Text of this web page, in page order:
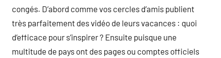
congés. D’abord comme vos cercles d’amis publient
très parfaitement des vidéo de leurs vacances : quoi
d’efficace pour s’inspirer ? Ensuite puisque une
multitude de pays ont des pages ou comptes officiels